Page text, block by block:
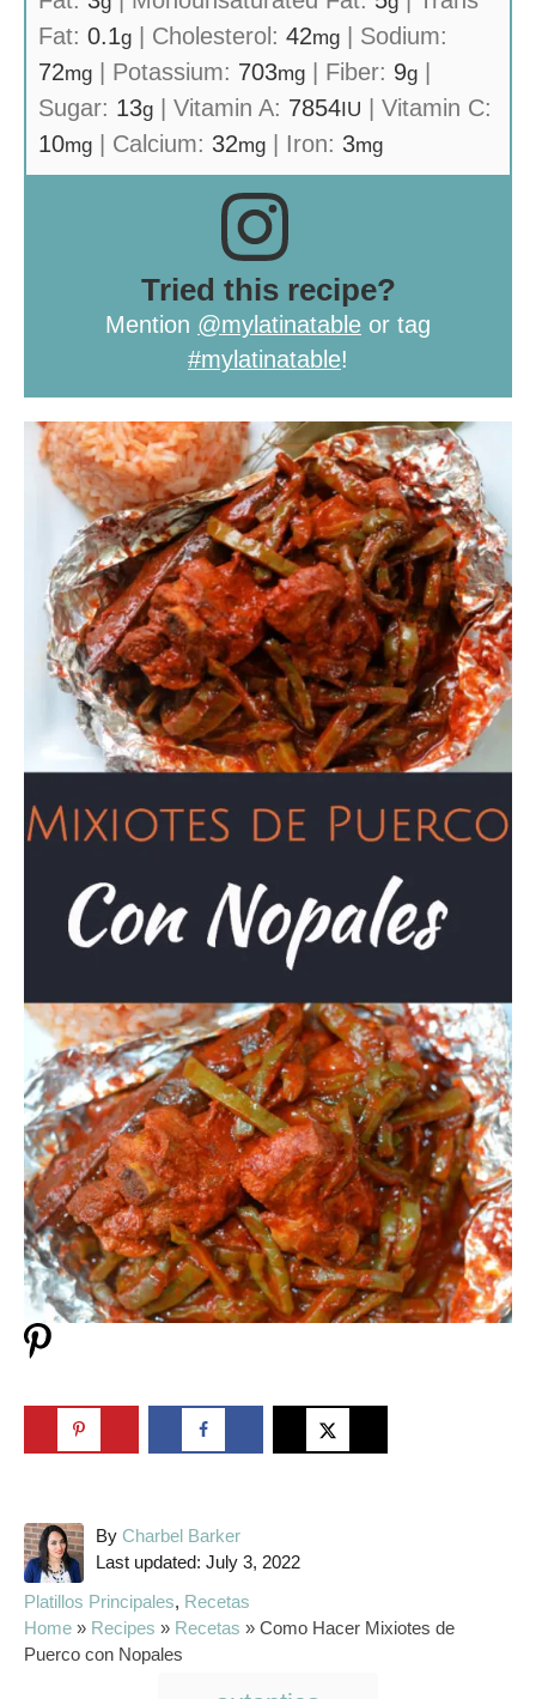
Fat: 0.1g Cholesterol: 42mg
Sodium:
72mg Potassium: 703mg Fiber: 9g
Sugar: 13g Vitamin A: 7854 IU
Vitamin C:
10mg Calcium: 32mg Iron: 3mg
Tried this recipe?
Mention @mylatinatable or tag
#mylatinatable!
By A
u
h
o
r
Charbel Barker
P
s
e
Last updated: July 3, 2022
C
a
t
Platillos Principales, Recetas
Home » Recipes » Recetas » Como Hacer Mixiotes de
Puerco con Nopales